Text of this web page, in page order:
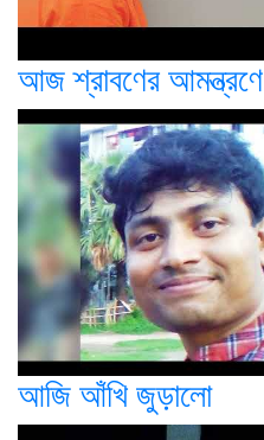
আজ শ্রাবণের আমন্ত্রণে
আজি আঁখি জুড়ালো